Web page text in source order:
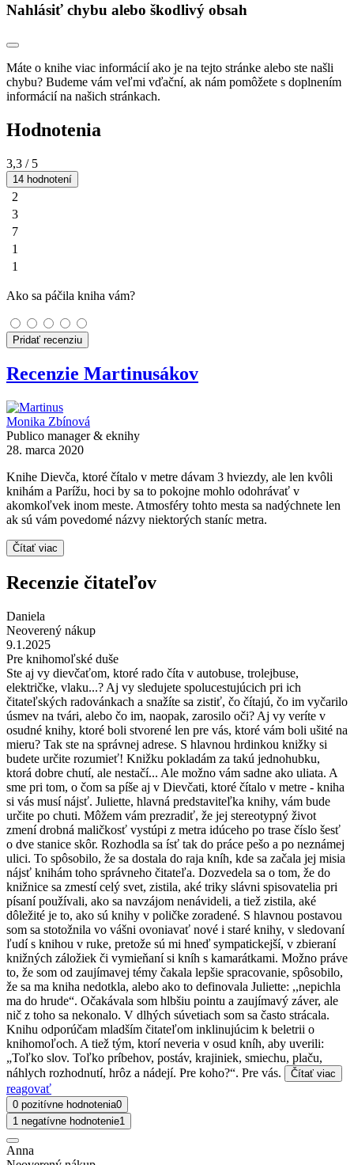
Nahlásiť chybu alebo škodlivý obsah
Máte o knihe viac informácií ako je na tejto stránke alebo ste našli
chybu? Budeme vám veľmi vďační, ak nám pomôžete s doplnením
informácií na našich stránkach.
Hodnotenia
3,3 / 5
14 hodnotení
2
3
7
1
1
Ako sa páčila kniha vám?
Pridať recenziu
Recenzie Martinusákov
Monika Zbínová
Publico manager & eknihy
28. marca 2020
Knihe Dievča, ktoré čítalo v metre dávam 3 hviezdy, ale len kvôli
knihám a Parížu, hoci by sa to pokojne mohlo odohrávať v
akomkoľvek inom meste. Atmosféry tohto mesta sa nadýchnete len
ak sú vám povedomé názvy niektorých staníc metra.
Čítať viac
Recenzie čitateľov
Daniela
Neoverený nákup
9.1.2025
Pre knihomoľské duše
Ste aj vy dievčaťom, ktoré rado číta v autobuse, trolejbuse,
električke, vlaku...? Aj vy sledujete spolucestujúcich pri ich
čitateľských radovánkach a snažíte sa zistiť, čo čítajú, čo im vyčarilo
úsmev na tvári, alebo čo im, naopak, zarosilo oči? Aj vy veríte v
osudné knihy, ktoré boli stvorené len pre vás, ktoré vám boli ušité na
mieru? Tak ste na správnej adrese. S hlavnou hrdinkou knižky si
budete určite rozumieť! Knižku pokladám za takú jednohubku,
ktorá dobre chutí, ale nestačí... Ale možno vám sadne ako uliata. A
sme pri tom, o čom sa píše aj v Dievčati, ktoré čítalo v metre - kniha
si vás musí nájsť. Juliette, hlavná predstaviteľka knihy, vám bude
určite po chuti. Môžem vám prezradiť, že jej stereotypný život
zmení drobná maličkosť vystúpi z metra idúceho po trase číslo šesť
o dve stanice skôr. Rozhodla sa ísť tak do práce pešo a po neznámej
ulici. To spôsobilo, že sa dostala do raja kníh, kde sa začala jej misia
nájsť knihám toho správneho čitateľa. Dozvedela sa o tom, že do
knižnice sa zmestí celý svet, zistila, aké triky slávni spisovatelia pri
písaní používali, ako sa navzájom nenávideli, a tiež zistila, aké
dôležité je to, ako sú knihy v poličke zoradené. S hlavnou postavou
som sa stotožnila vo vášni ovoniavať nové i staré knihy, v sledovaní
ľudí s knihou v ruke, pretože sú mi hneď sympatickejší, v zbieraní
knižných záložiek či vymieňaní si kníh s kamarátkami. Možno práve
to, že som od zaujímavej témy čakala lepšie spracovanie, spôsobilo,
že sa ma kniha nedotkla, alebo ako to definovala Juliette: ,,nepichla
ma do hrude“. Očakávala som hlbšiu pointu a zaujímavý záver, ale
nič z toho sa nekonalo. V dlhých súvetiach som sa často strácala.
Knihu odporúčam mladším čitateľom inklinujúcim k beletrii o
knihomoľoch. A tiež tým, ktorí neveria v osud kníh, aby uverili:
„Toľko slov. Toľko príbehov, postáv, krajiniek, smiechu, plaču,
náhlych rozhodnutí, hrôz a nádejí. Pre koho?“. Pre vás.
Čítať viac
reagovať
0 pozitívne hodnotenia0
1 negatívne hodnotenie1
Anna